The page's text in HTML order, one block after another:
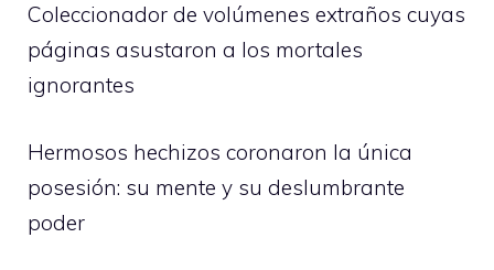
Coleccionador de volúmenes extraños cuyas
páginas asustaron a los mortales
ignorantes
Hermosos hechizos coronaron la única
posesión: su mente y su deslumbrante
poder